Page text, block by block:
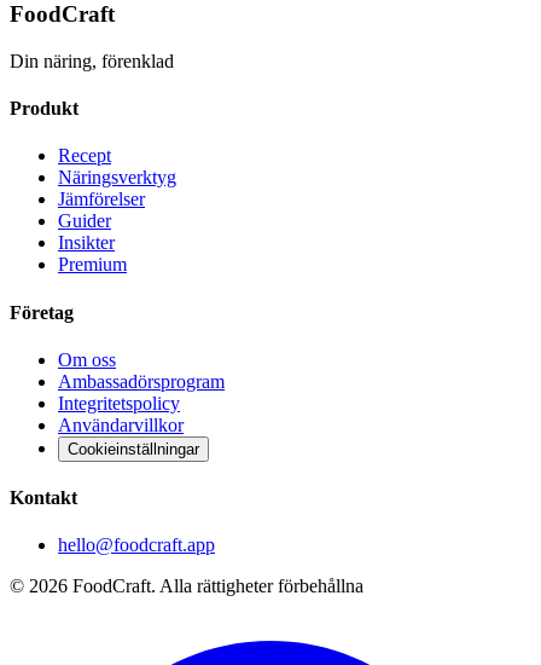
FoodCraft
Din näring, förenklad
Produkt
Recept
Näringsverktyg
Jämförelser
Guider
Insikter
Premium
Företag
Om oss
Ambassadörsprogram
Integritetspolicy
Användarvillkor
Cookieinställningar
Kontakt
hello@foodcraft.app
© 2026 FoodCraft. Alla rättigheter förbehållna